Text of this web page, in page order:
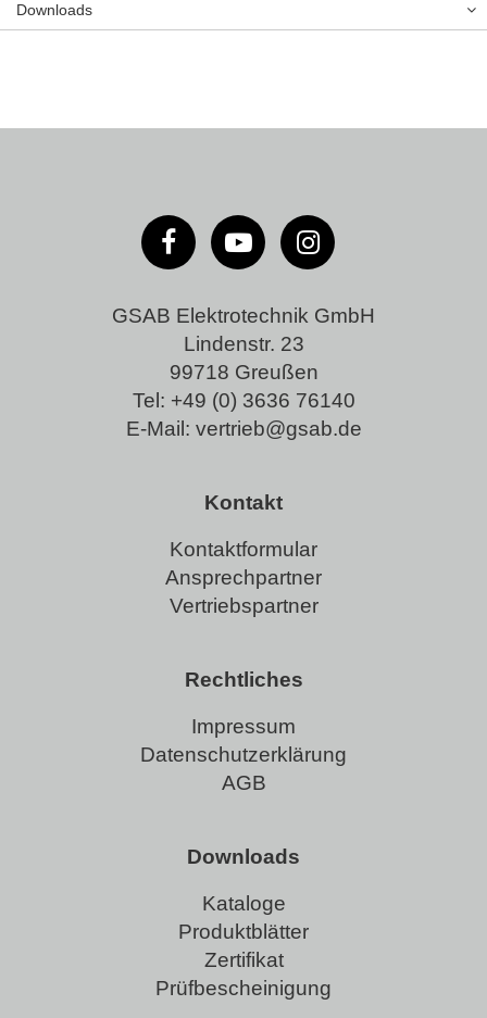
Downloads
GSAB Elektrotechnik GmbH
Lindenstr. 23
99718 Greußen
Tel: +49 (0) 3636 76140
E-Mail: vertrieb@gsab.de
Kontakt
Kontaktformular
Ansprechpartner
Vertriebspartner
Downloads
Kataloge
Produktblätter
Zertifikat
Prüfbescheinigung
Rechtliches
Impressum
Datenschutzerklärung
AGB